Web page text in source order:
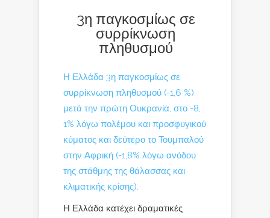
3η παγκοσμίως σε
συρρίκνωση
πληθυσμού
Η Ελλάδα 3η παγκοσμίως σε
συρρίκνωση πληθυσμού (-1,6 %)
μετά την πρώτη Ουκρανία, στο -8,
1% λόγω πολέμου και προσφυγικού
κύματος και δεύτερο το Τουμπαλού
στην Αφρική (-1,8% λόγω ανόδου
της στάθμης της θάλασσας και
κλιματικής κρίσης).
Η Ελλάδα κατέχει δραματικές